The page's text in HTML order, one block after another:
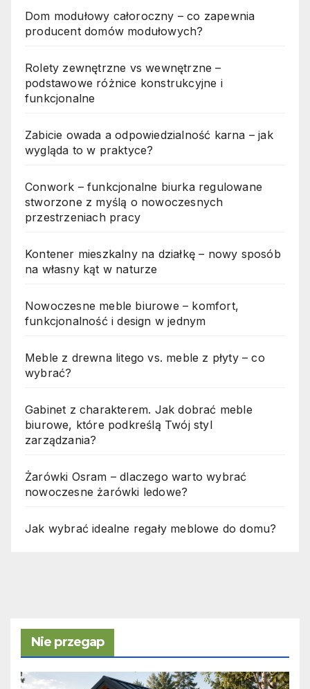
Dom modułowy całoroczny – co zapewnia
producent domów modułowych?
Rolety zewnętrzne vs wewnętrzne –
podstawowe różnice konstrukcyjne i
funkcjonalne
Zabicie owada a odpowiedzialność karna – jak
wygląda to w praktyce?
Conwork – funkcjonalne biurka regulowane
stworzone z myślą o nowoczesnych
przestrzeniach pracy
Kontener mieszkalny na działkę – nowy sposób
na własny kąt w naturze
Nowoczesne meble biurowe – komfort,
funkcjonalność i design w jednym
Meble z drewna litego vs. meble z płyty – co
wybrać?
Gabinet z charakterem. Jak dobrać meble
biurowe, które podkreślą Twój styl
zarządzania?
Żarówki Osram – dlaczego warto wybrać
nowoczesne żarówki ledowe?
Jak wybrać idealne regały meblowe do domu?
Nie przegap